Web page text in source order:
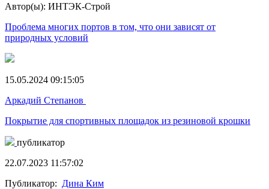
Автор(ы): ИНТЭК-Строй
Проблема многих портов в том, что они зависят от
природных условий
15.05.2024 09:15:05
Аркадий Степанов
Покрытие для спортивных площадок из резиновой крошки
публикатор
22.07.2023 11:57:02
Публикатор: Дина Ким